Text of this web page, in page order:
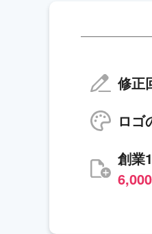
修正
ロゴ
創業